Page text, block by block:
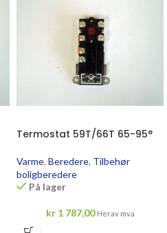
Termostat 59T/66T 65-95°
Varme, Beredere, Tilbehør
boligberedere
På lager
kr1 787,00 Herav mva